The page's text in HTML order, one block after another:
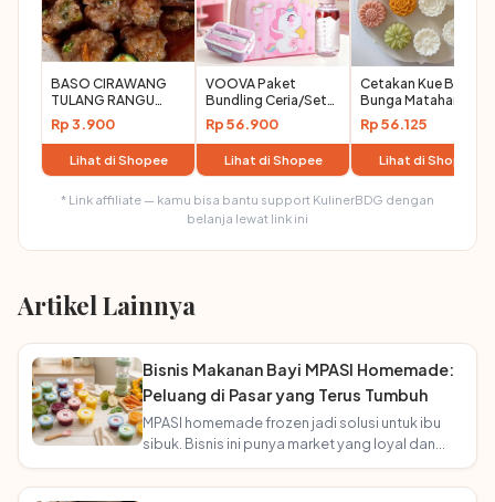
BASO CIRAWANG
TULANG RANGU
SAPI ENAK GURIH
PEDAS BASO 12
Rp 3.900
Lihat di Shopee
VOOVA Paket
Bundling Ceria/Set
Alat Bekal Sekolah
dan Kantor/Kotak
Bekal/Botol Minum
Rp 56.900
Lihat di Shopee
Cetakan Kue Bulan
Bunga Matahari
Rp 56.125
Lihat di Shopee
* Link affiliate — kamu bisa bantu support KulinerBDG dengan
belanja lewat link ini
Artikel Lainnya
Bisnis Makanan Bayi MPASI Homemade:
Peluang di Pasar yang Terus Tumbuh
MPASI homemade frozen jadi solusi untuk ibu
sibuk. Bisnis ini punya market yang loyal dan
terus bertambah seiring angka kelahiran!